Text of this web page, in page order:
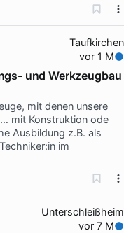
Taufkirchen
vor 1 M
und Werkzeugbau
mit denen unsere
mit Konstruktion ode
Ausbildung z.B. als
im
Unterschleißheim
vor 7 M